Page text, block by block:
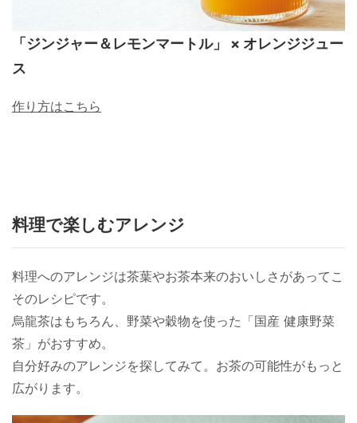
「ジンジャー＆レモンマートル」 × オレンジジュー
ス
作り方はこちら
料理で楽しむアレンジ
料理へのアレンジは茶葉やお茶本来のおいしさがあってこ
そのレシピです。
烏龍茶はもちろん、野菜や穀物を使った「国産 健康野菜
茶」がおすすめ。
自分好みのアレンジを探してみて。お茶の可能性がもっと
広がります。